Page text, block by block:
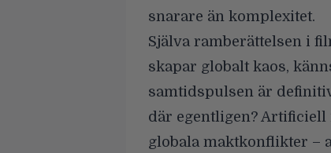
snarare än komplexitet.
Själva ramberättelsen i
skapar globalt kaos,
samtidspulsen är
där egentligen?
globala maktkonflikter –